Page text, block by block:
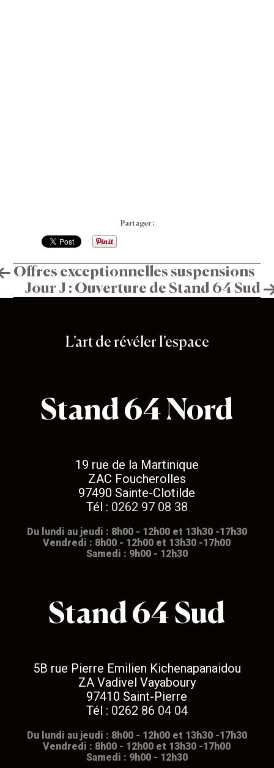
Partager :
Navigation
de
Offres exceptionnelles suspensions
Jour J : Ouverture de Stand 64 Sud
L’art de révéler l’espace
Stand 64 Nord
19 rue de la Martinique
ZAC Foucherolles
97490 Sainte-Clotilde
Tél : 0262 97 08 38
Du lundi au jeudi : 8h00 - 12h00 et 13h30 -17h30
Vendredi : 8h00 - 12h00 et 13h30 -17h00
Samedi : 9h00 - 12h30
Stand 64 Sud
5B rue Pierre Emilien Kichenapanaidou
ZA Vadivel Vayaboury
97410 Saint-Pierre
Tél : 0262 86 04 04
Du lundi au jeudi : 8h00 - 12h00 et 13h30 -17h30
Vendredi : 8h00 - 12h00 et 13h30 -17h00
Samedi : 9h00 - 12h30